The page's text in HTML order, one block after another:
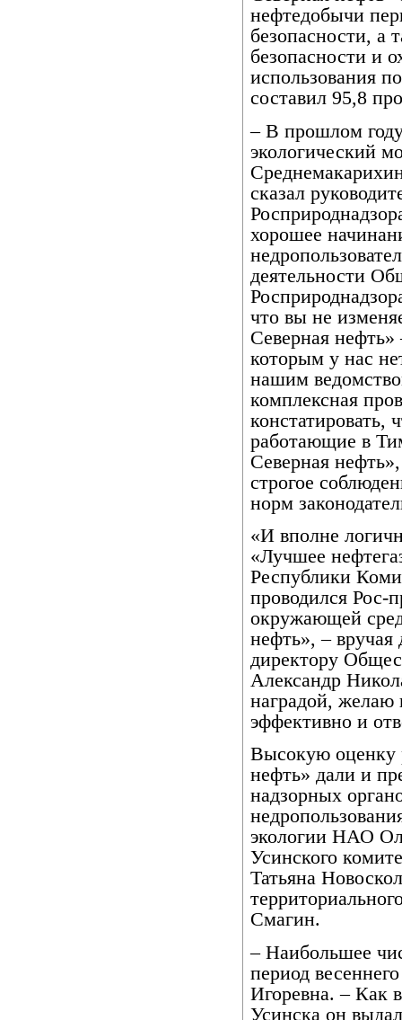
нефтедобычи
безопасности, а
безопасности и
использования
составил 95,8
– В прошлом
экологический
сказал
хорошее
деятельности
что вы не
Северная
которым у нас
нашим
комплексная
констатировать,
работающие в
Северная
строгое
норм
«И вполне
«Лучшее
Республики
проводился Рос-
окружающей
нефть», –
директору
Александр
наградой, желаю
эффективно и
Высокую оценку
нефть» дали и
надзорных
экологии НАО
Усинского
Татьяна
Смагин.
– Наибольшее
период
Игоревна. – Как
Усинска он